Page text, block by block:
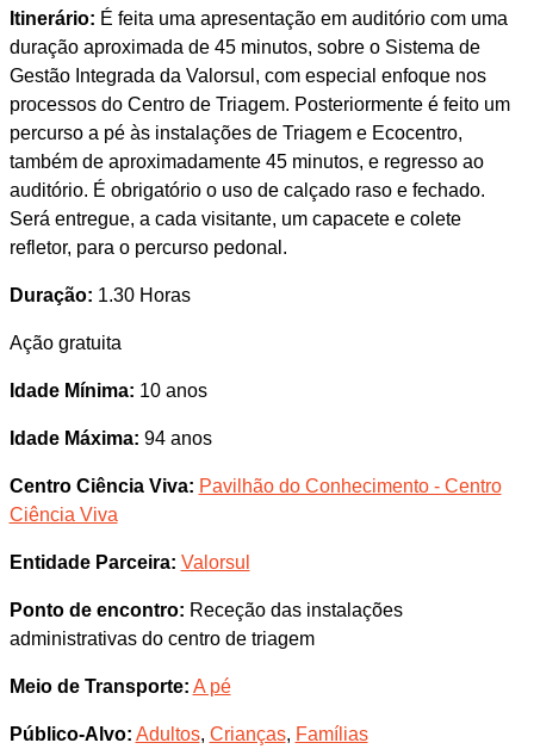
Itinerário: É feita uma apresentação em auditório com uma
duração aproximada de 45 minutos, sobre o Sistema de
Gestão Integrada da Valorsul, com especial enfoque nos
processos do Centro de Triagem. Posteriormente é feito um
percurso a pé às instalações de Triagem e Ecocentro,
também de aproximadamente 45 minutos, e regresso ao
auditório. É obrigatório o uso de calçado raso e fechado.
Será entregue, a cada visitante, um capacete e colete
refletor, para o percurso pedonal.
Duração: 1.30 Horas
Ação gratuita
Idade Mínima: 10 anos
Idade Máxima: 94 anos
Centro Ciência Viva: Pavilhão do Conhecimento - Centro
Ciência Viva
Entidade Parceira: Valorsul
Ponto de encontro: Receção das instalações
administrativas do centro de triagem
Meio de Transporte: A pé
Público-Alvo: Adultos, Crianças, Famílias